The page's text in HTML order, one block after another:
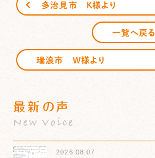
多治見市 K様より
一覧へ戻る
瑞浪市 W様より
最新の声
New Voice
2026.08.07